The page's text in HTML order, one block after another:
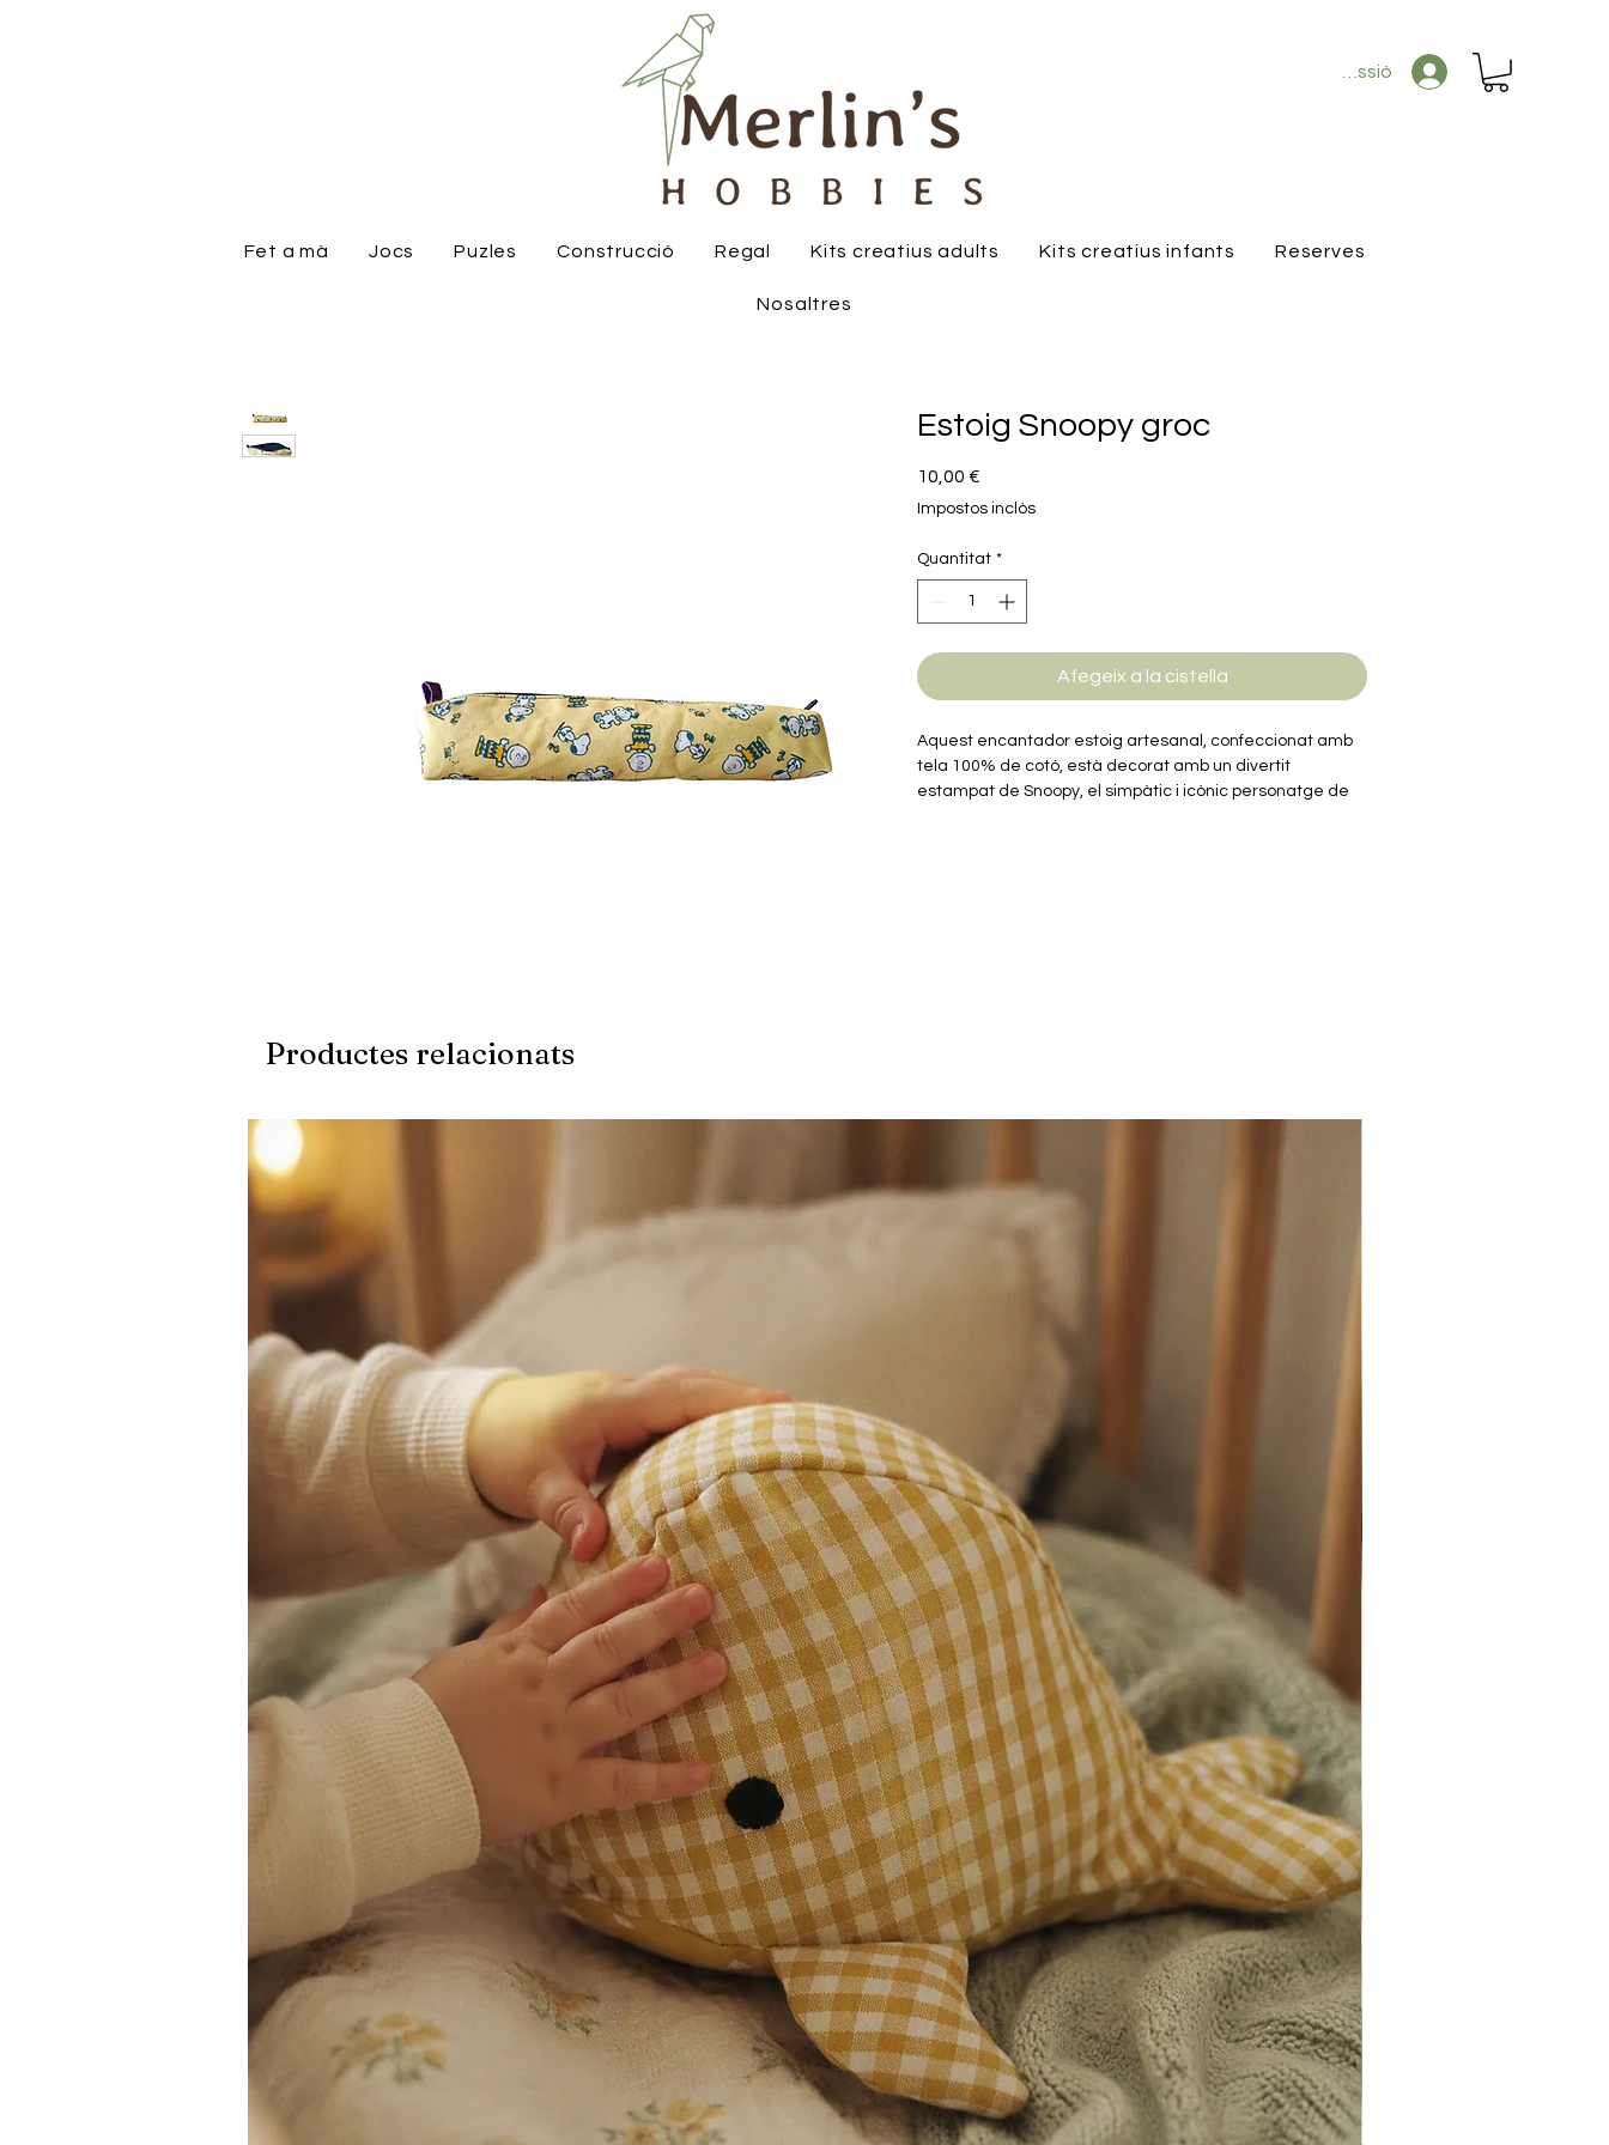
Inicia la sessió
Fet a mà Jocs Puzles Construcció Regal Kits creatius adults Kits creatius infants Reserves
Nosaltres
Estoig Snoopy groc
10,00 €
Impostos inclòs
Quantitat *
Afegeix a la cistella
Aquest encantador estoig artesanal, confeccionat amb
tela 100% de cotó, està decorat amb un divertit
estampat de Snoopy, el simpàtic i icònic personatge de
Productes relacionats